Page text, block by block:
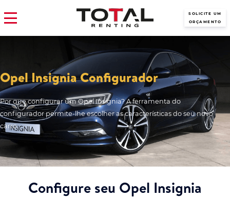
SOLICITE UM
ORÇAMENTO
Opel Insignia Configurador
Por que configurar um Opel Insignia? A ferramenta do
configurador permite-lhe escolher as características do seu novo
carro.
Configure seu Opel Insignia